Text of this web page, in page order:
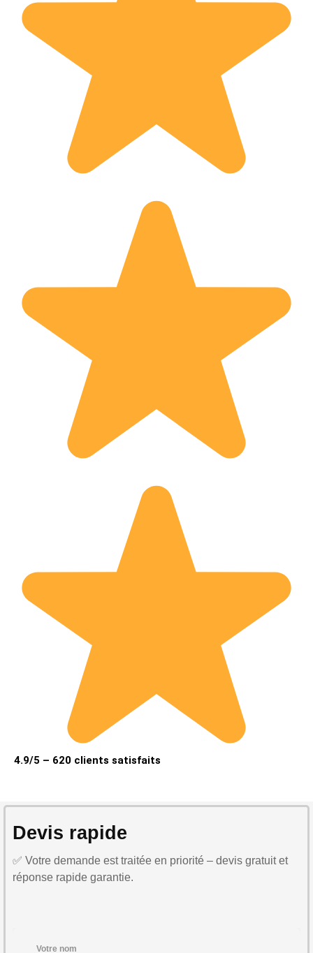
4.9/5 – 620 clients satisfaits
Devis rapide
✅ Votre demande est traitée en priorité – devis gratuit et
réponse rapide garantie.
Votre nom